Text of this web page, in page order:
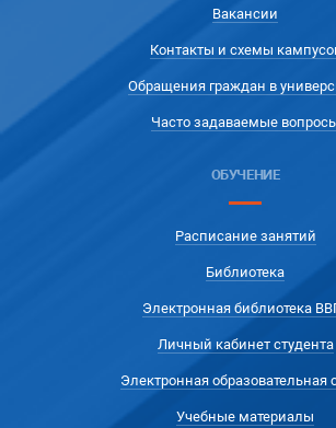
Вакансии
Контакты и схемы
Обращения граждан в
Часто задаваемые
ОБУЧЕНИЕ
Расписание занятий
Библиотека
Электронная библиотека
Личный кабинет студента
Электронная образовательная
Учебные материалы